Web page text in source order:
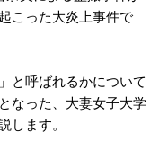
こった大炎上事件で
と呼ばれるかについて
なった、大妻女子大学
します。